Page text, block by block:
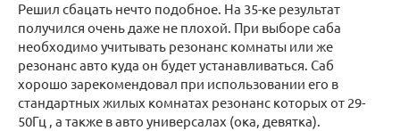
Решил сбацать нечто подобное. На 35-ке результат
получился очень даже не плохой. При выборе саба
необходимо учитывать резонанс комнаты или же
резонанс авто куда он будет устанавливаться. Саб
хорошо зарекомендовал при использовании его в
стандартных жилых комнатах резонанс которых от 29-
50Гц , а также в авто универсалах (ока, девятка).